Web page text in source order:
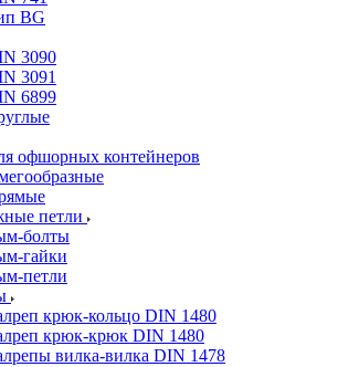
BG
3090
3091
6899
офшорных контейнеров
петли
болты
гайки
петли
крюк-кольцо DIN 1480
крюк-крюк DIN 1480
вилка-вилка DIN 1478